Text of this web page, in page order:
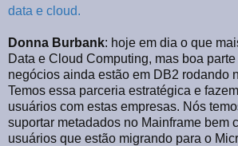
data e cloud.
Donna Burbank: hoje em dia o que
Data e Cloud Computing, mas boa
negócios ainda estão em DB2 rodando
Temos essa parceria estratégica e
usuários com estas empresas. Nós
suportar metadados no Mainframe bem
usuários que estão migrando para o